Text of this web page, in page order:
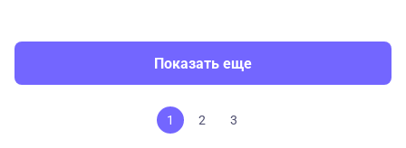
Показать еще
1 2 3